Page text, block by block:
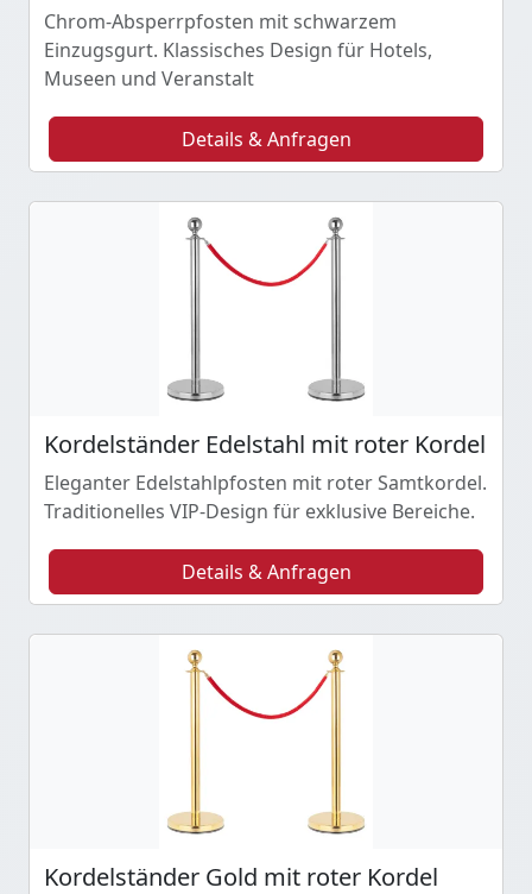
Chrom-Absperrpfosten mit schwarzem
Einzugsgurt. Klassisches Design für Hotels,
Museen und Veranstalt
Details & Anfragen
Kordelständer Edelstahl mit roter Kordel
Eleganter Edelstahlpfosten mit roter Samtkordel.
Traditionelles VIP-Design für exklusive Bereiche.
Details & Anfragen
Kordelständer Gold mit roter Kordel